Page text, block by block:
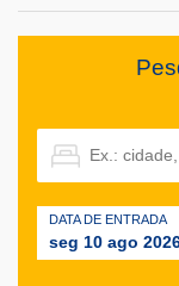
DATA DE ENTRADA
seg 10 ago